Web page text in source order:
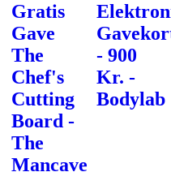
Gratis
Gave
The
Chef's
Cutting
Board -
The
Mancave
- 900
Kr. -
Bodylab